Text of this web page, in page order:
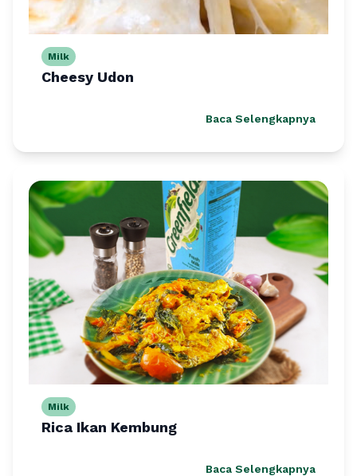
Milk
Cheesy Udon
Baca Selengkapnya
Milk
Rica Ikan Kembung
Baca Selengkapnya